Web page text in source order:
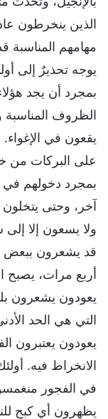
الذين ينخرطون
مهامهم المناسبة
يوجه تحذيرٌ إلى
بمجرد أن يجد
الظروف المناسبة
يقعون في
على البركات من
بمجرد دخولهم
آخر، وحتى
ولا يسعون إلا
قد يشعرون ببعض
أربع مرات، يصبح
يعودون يشعرون
التي هي الحد
يعودون يعتبرون
الانخراط فيه.
في الفجور
يظهرون أي كبح